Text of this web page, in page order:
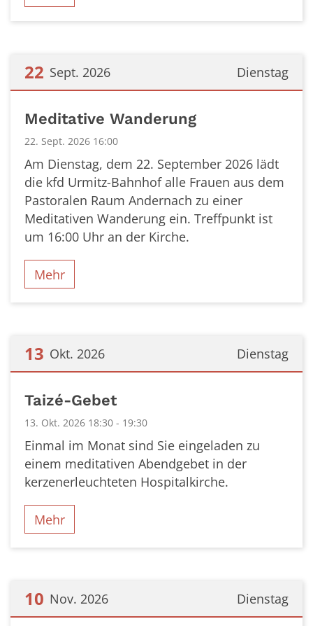
Dienstag
22 Sept. 2026
Meditative Wanderung
22. Sept. 2026 16:00
Am Dienstag, dem 22. September 2026 lädt
die kfd Urmitz-Bahnhof alle Frauen aus dem
Pastoralen Raum Andernach zu einer
Meditativen Wanderung ein. Treffpunkt ist
um 16:00 Uhr an der Kirche.
Mehr
Dienstag
13 Okt. 2026
Taizé-Gebet
13. Okt. 2026 18:30 - 19:30
Einmal im Monat sind Sie eingeladen zu
einem meditativen Abendgebet in der
kerzenerleuchteten Hospitalkirche.
Mehr
Dienstag
10 Nov. 2026